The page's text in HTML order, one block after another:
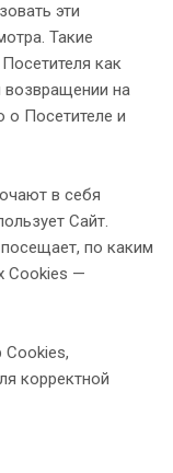
эти
Такие
как
возвращении на
Посетителе и
в себя
Сайт.
по каким
Cookies —
корректной